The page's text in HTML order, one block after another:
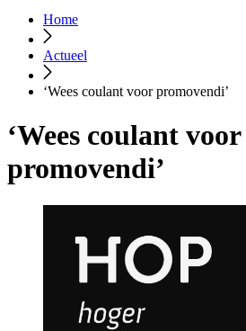
Home
Actueel
‘Wees coulant voor promovendi’
‘Wees coulant voor
promovendi’